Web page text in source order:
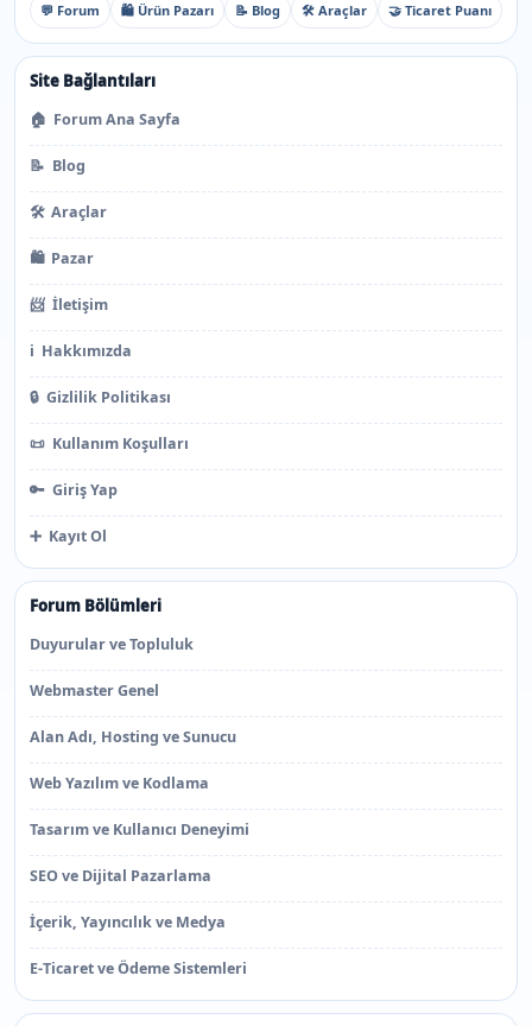
💬 Forum 🛍️ Ürün Pazarı 📝 Blog 🛠️ Araçlar 🤝 Ticaret Puanı
Site Bağlantıları
🏠 Forum Ana Sayfa
📝 Blog
🛠️ Araçlar
🛍️ Pazar
📨 İletişim
ℹ️ Hakkımızda
🔒 Gizlilik Politikası
📜 Kullanım Koşulları
🔑 Giriş Yap
➕ Kayıt Ol
Forum Bölümleri
Duyurular ve Topluluk
Webmaster Genel
Alan Adı, Hosting ve Sunucu
Web Yazılım ve Kodlama
Tasarım ve Kullanıcı Deneyimi
SEO ve Dijital Pazarlama
İçerik, Yayıncılık ve Medya
E-Ticaret ve Ödeme Sistemleri